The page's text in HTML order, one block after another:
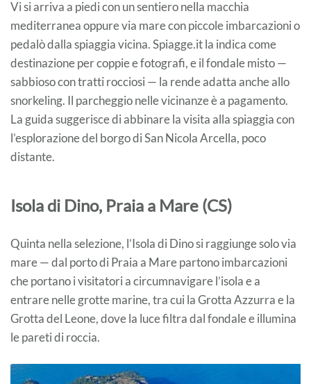
Vi si arriva a piedi con un sentiero nella macchia
mediterranea oppure via mare con piccole imbarcazioni o
pedalò dalla spiaggia vicina. Spiagge.it la indica come
destinazione per coppie e fotografi, e il fondale misto —
sabbioso con tratti rocciosi — la rende adatta anche allo
snorkeling. Il parcheggio nelle vicinanze è a pagamento.
La guida suggerisce di abbinare la visita alla spiaggia con
l’esplorazione del borgo di San Nicola Arcella, poco
distante.
Isola di Dino, Praia a Mare (CS)
Quinta nella selezione, l’Isola di Dino si raggiunge solo via
mare — dal porto di Praia a Mare partono imbarcazioni
che portano i visitatori a circumnavigare l’isola e a
entrare nelle grotte marine, tra cui la Grotta Azzurra e la
Grotta del Leone, dove la luce filtra dal fondale e illumina
le pareti di roccia.